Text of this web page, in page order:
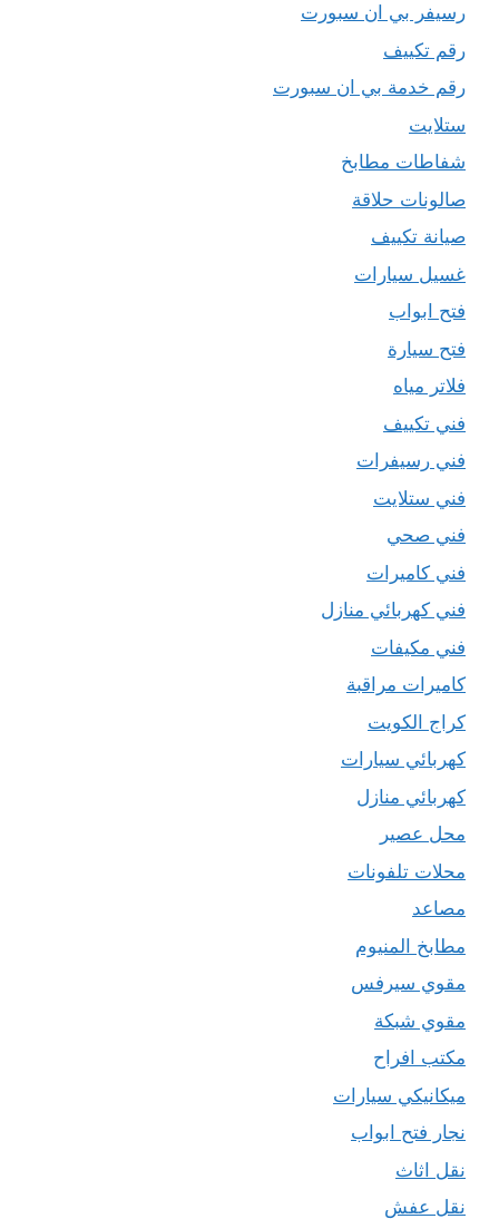
رسيفر بي ان سبورت
رقم تكييف
رقم خدمة بي ان سبورت
ستلايت
شفاطات مطابخ
صالونات حلاقة
صيانة تكييف
غسيل سيارات
فتح ابواب
فتح سيارة
فلاتر مياه
فني تكييف
فني رسيفرات
فني ستلايت
فني صحي
فني كاميرات
فني كهربائي منازل
فني مكيفات
كاميرات مراقبة
كراج الكويت
كهربائي سيارات
كهربائي منازل
محل عصير
محلات تلفونات
مصاعد
مطابخ المنيوم
مقوي سيرفس
مقوي شبكة
مكتب افراح
ميكانيكي سيارات
نجار فتح ابواب
نقل اثاث
نقل عفش